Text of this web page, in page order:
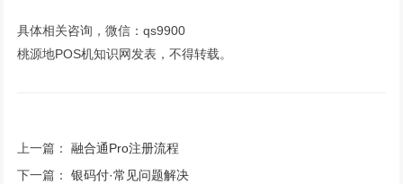
具体相关咨询，微信：qs9900
桃源地POS机知识网发表，不得转载。
上一篇：融合通Pro注册流程
下一篇：银码付·常见问题解决